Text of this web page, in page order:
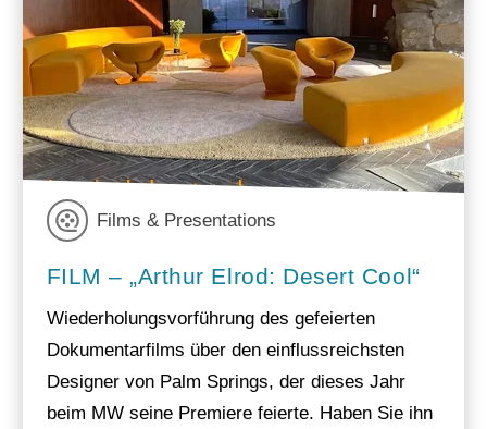
Films & Presentations
FILM – „Arthur Elrod: Desert Cool“
Wiederholungsvorführung des gefeierten
Dokumentarfilms über den einflussreichsten
Designer von Palm Springs, der dieses Jahr
beim MW seine Premiere feierte. Haben Sie ihn